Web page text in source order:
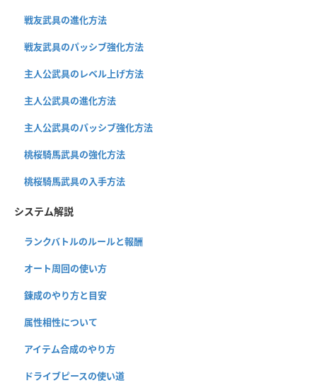
戦友武具の進化方法
戦友武具のパッシブ強化方法
主人公武具のレベル上げ方法
主人公武具の進化方法
主人公武具のパッシブ強化方法
桃桜騎馬武具の強化方法
桃桜騎馬武具の入手方法
システム解説
ランクバトルのルールと報酬
オート周回の使い方
錬成のやり方と目安
属性相性について
アイテム合成のやり方
ドライブピースの使い道